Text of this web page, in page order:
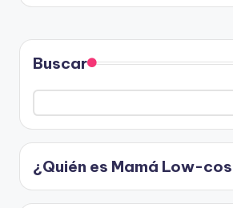
Buscar
¿Quién es Mamá Low-